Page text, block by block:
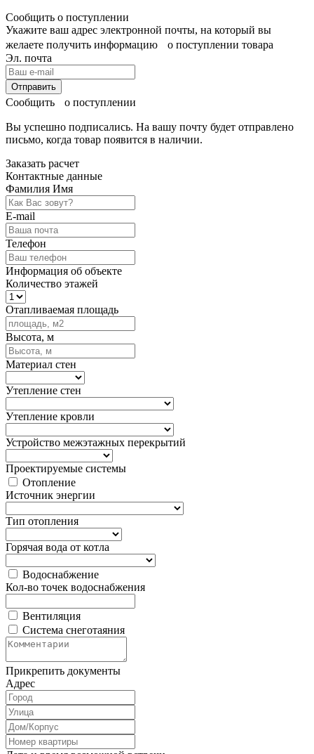
Сообщить о поступлении
Укажите ваш адрес электронной почты, на который вы
желаете получить информацию о поступлении товара
Эл. почта
Отправить
Сообщить о поступлении
Вы успешно подписались. На вашу почту будет отправлено
письмо, когда товар появится в наличии.
Заказать расчет
Контактные данные
Фамилия Имя
E-mail
Телефон
Информация об объекте
Количество этажей
Отапливаемая площадь
Высота, м
Материал стен
Утепление стен
Утепление кровли
Устройство межэтажных перекрытий
Проектируемые системы
Отопление
Источник энергии
Тип отопления
Горячая вода от котла
Водоснабжение
Кол-во точек водоснабжения
Вентиляция
Система снеготаяния
Прикрепить документы
Адрес